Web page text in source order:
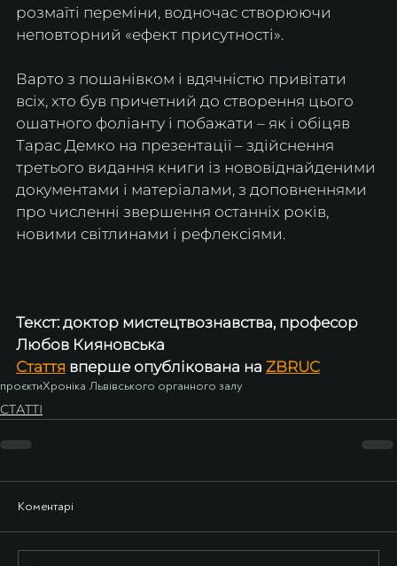
розмаїті переміни, водночас створюючи
неповторний «ефект присутності».
Варто з пошанівком і вдячністю привітати
всіх, хто був причетний до створення цього
ошатного фоліанту і побажати – як і обіцяв
Тарас Демко на презентації – здійснення
третього видання книги із нововіднайденими
документами і матеріалами, з доповненнями
про численні звершення останніх років,
новими світлинами і рефлексіями.
Текст: доктор мистецтвознавства, професор
Любов Кияновська
Стаття вперше опублікована на ZBRUC
проєктиХроніка Львівського органного залу
СТАТТІ
Коментарі